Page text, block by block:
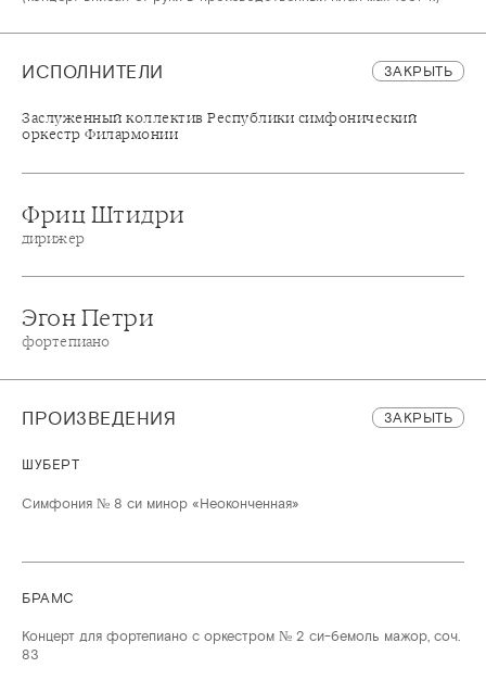
ИСПОЛНИТЕЛИ ЗАКРЫТЬ
Заслуженный коллектив Республики симфонический
оркестр Филармонии
Фриц Штидри
дирижер
Эгон Петри
фортепиано
ПРОИЗВЕДЕНИЯ ЗАКРЫТЬ
ШУБЕРТ
Симфония № 8 си минор «Неоконченная»
БРАМС
Концерт для фортепиано с оркестром № 2 си-бемоль мажор, соч.
83